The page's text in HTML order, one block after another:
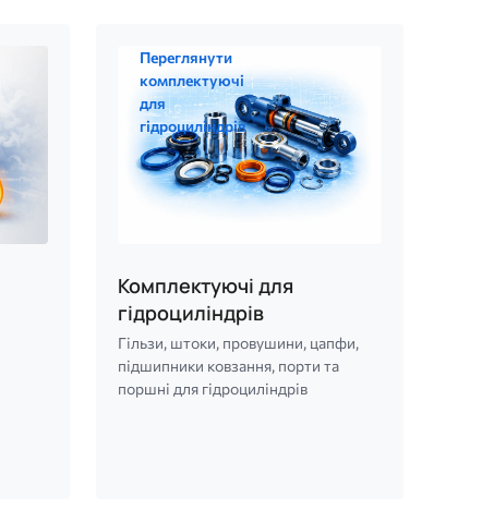
Комплектуючі для
гідроциліндрів
Гільзи, штоки, провушини, цапфи,
підшипники ковзання, порти та
поршні для гідроциліндрів
Переглянути
комплектуючі
для
гідроциліндрів